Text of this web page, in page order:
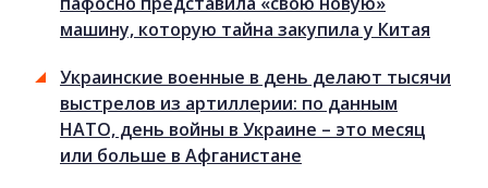
машину, которую тайна закупила у Китая
Украинские военные в день делают тысячи
выстрелов из артиллерии: по данным
НАТО, день войны в Украине – это месяц
или больше в Афганистане